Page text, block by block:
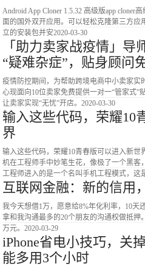
Android App Cloner 1.5.32 高级版app cloner
面的国外双开应用。可以轻松克隆第三方
立的安装包并安2020-03-30
「助力卖家战疫情」导
“疑难杂症”，贴身顾问
疫情防控期间，为帮助跨境电商中小卖家实
心现面向10位卖家免费提供一对一“管家式”
让卖家实现“无忧”开店。2020-03-30
输入这些代码，荣耀10
界
输入这些代码，荣耀10青春版可以进入新
机在工程师手中妙笔生花，像极了一个黑客
工程师进入的是一个名叫手机工程模式，这
互联网金融：新的信用
我今天想借1万，愿意给8%年化利率，10天
拿和我沟通最多的20个朋友的沟通权做抵押
万元。2020-03-29
iPhone省电小技巧，关
能多用3个小时